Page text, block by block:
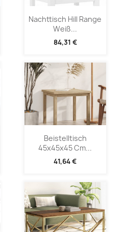
Nachttisch Hill Range
Weiß...
84,31 €
Beistelltisch
45x45x45 Cm...
41,64 €